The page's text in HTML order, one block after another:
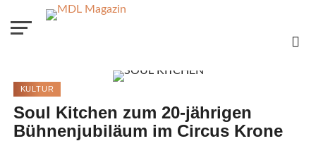
KULTUR
Soul Kitchen zum 20-jährigen
Bühnenjubiläum im Circus Krone